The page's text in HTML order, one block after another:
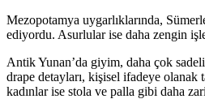
Mezopotamya uygarlıklarında,
ediyordu. Asurlular ise daha zengin
Antik Yunan’da giyim, daha çok
drape detayları, kişisel ifadeye
kadınlar ise stola ve palla gibi daha